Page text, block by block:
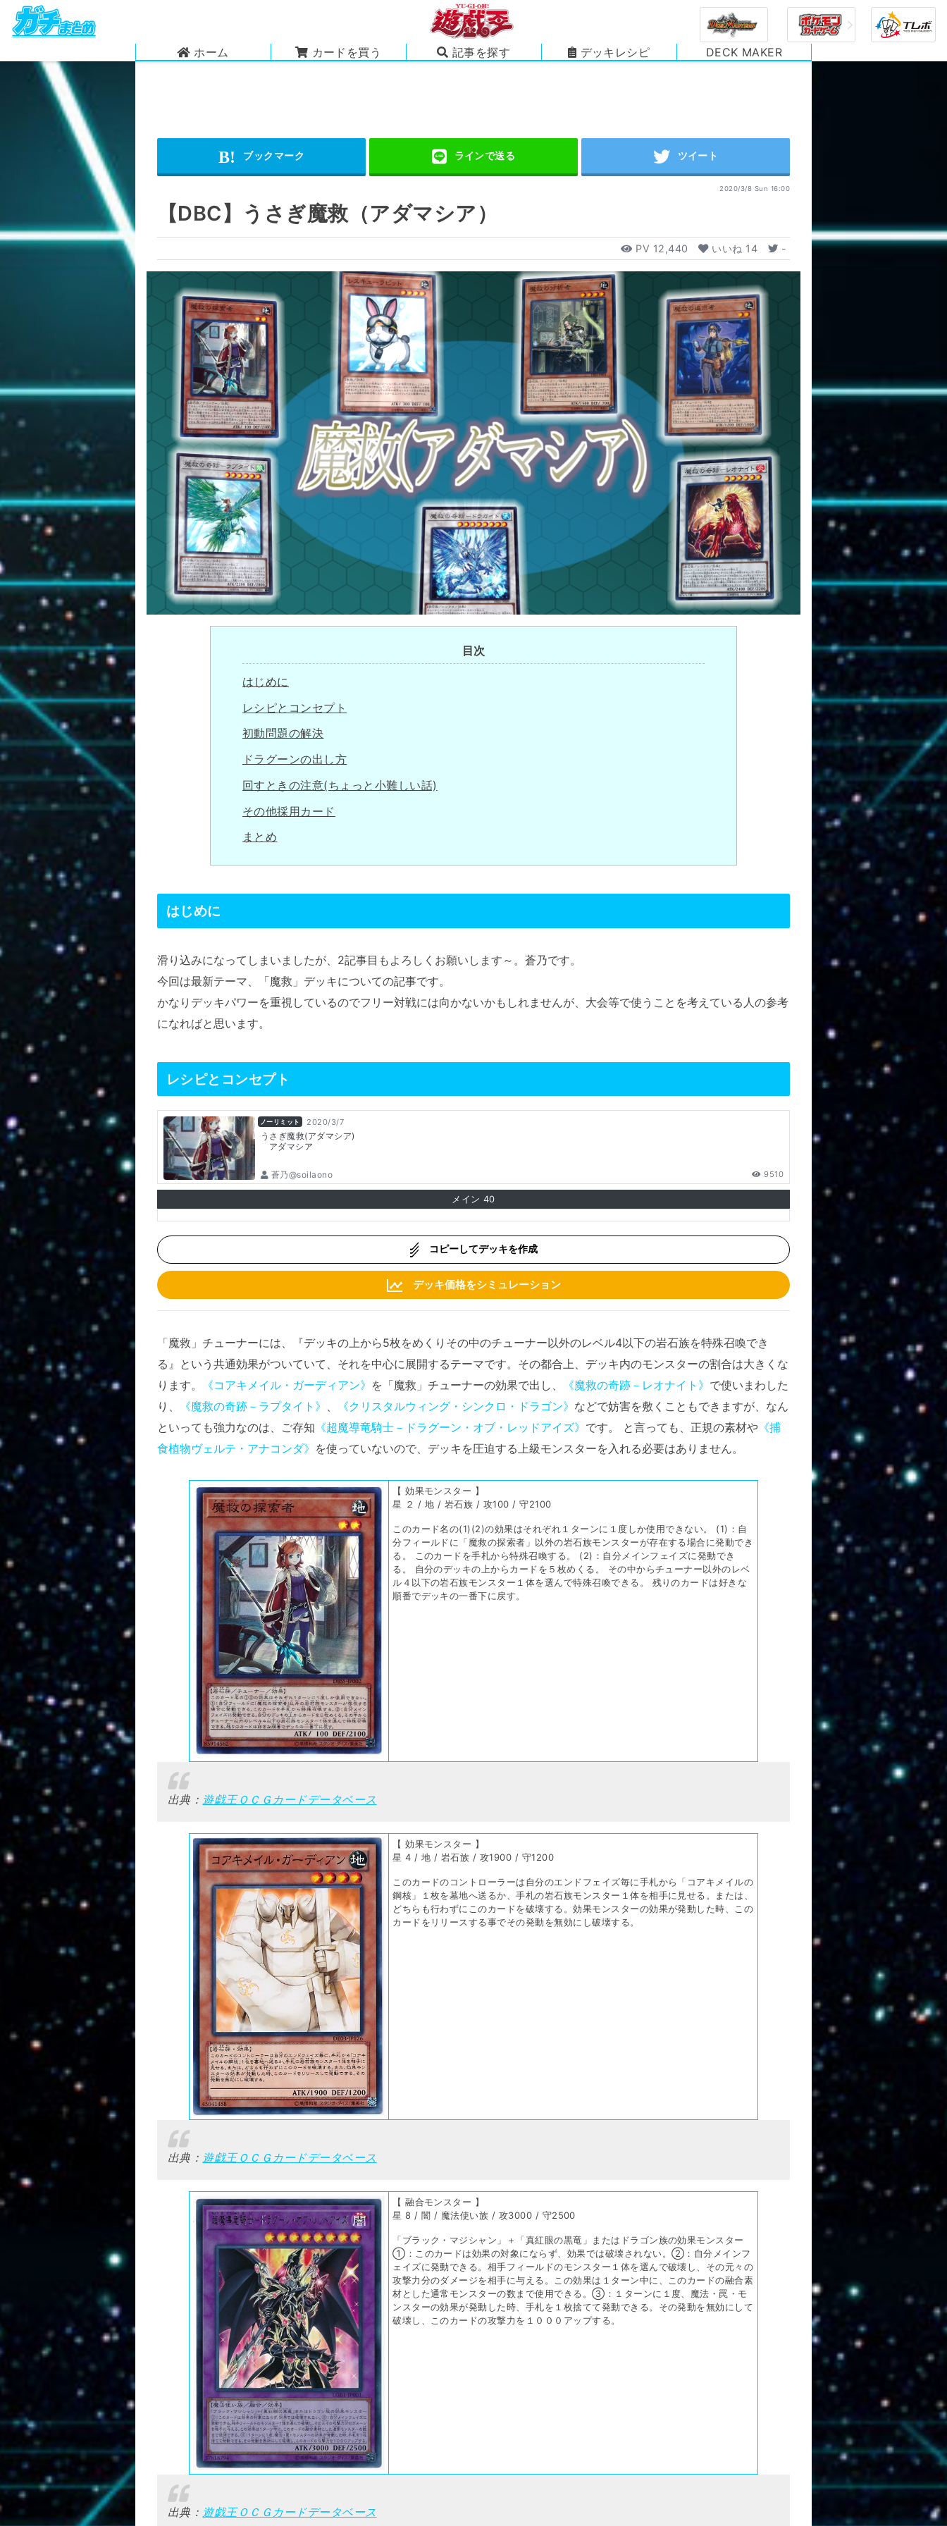
ホーム カードを買う 記事を探す デッキレシピ DECK MAKER
2020/3/8 Sun 16:00
【DBC】うさぎ魔救（アダマシア）
PV 12,440 いいね 14 -
目次
はじめに
レシピとコンセプト
初動問題の解決
ドラグーンの出し方
回すときの注意(ちょっと小難しい話)
その他採用カード
まとめ
はじめに
滑り込みになってしまいましたが、2記事目もよろしくお願いします～。蒼乃です。
今回は最新テーマ、「魔救」デッキについての記事です。
かなりデッキパワーを重視しているのでフリー対戦には向かないかもしれませんが、大会等で使うことを考えている人の参考
になればと思います。
レシピとコンセプト
ノーリミット 2020/3/7
うさぎ魔救(アダマシア)
アダマシア
蒼乃@soilaono 9510
メイン 40
コピーしてデッキを作成
デッキ価格をシミュレーション
「魔救」チューナーには、『デッキの上から5枚をめくりその中のチューナー以外のレベル4以下の岩石族を特殊召喚でき
る』という共通効果がついていて、それを中心に展開するテーマです。その都合上、デッキ内のモンスターの割合は大きくな
ります。
《コアキメイル・ガーディアン》 を「魔救」チューナーの効果で出し、 《魔救の奇跡－レオナイト》 で使いまわした
り、
《魔救の奇跡－ラプタイト》 《クリスタルウィング・シンクロ・ドラゴン》 などで妨害を敷くこともできますが、なん
といっても強力なのは、ご存知 《超魔導竜騎士－ドラグーン・オブ・レッドアイズ》 です。 と言っても、正規の素材や 《捕
食植物ヴェルテ・アナコンダ》 を使っていないので、デッキを圧迫する上級モンスターを入れる必要はありません。
【 効果モンスター 】
星 ２ / 地 / 岩石族 / 攻100 / 守2100
このカード名の(1)(2)の効果はそれぞれ１ターンに１度しか使用できない。 (1)：自
分フィールドに「魔救の探索者」以外の岩石族モンスターが存在する場合に発動でき
る。 このカードを手札から特殊召喚する。 (2)：自分メインフェイズに発動でき
る。 自分のデッキの上からカードを５枚めくる。 その中からチューナー以外のレベ
ル４以下の岩石族モンスター１体を選んで特殊召喚できる。 残りのカードは好きな
順番でデッキの一番下に戻す。
出典： 遊戯王ＯＣＧカードデータベース
【 効果モンスター 】
星 4 / 地 / 岩石族 / 攻1900 / 守1200
このカードのコントローラーは自分のエンドフェイズ毎に手札から「コアキメイルの
鋼核」１枚を墓地へ送るか、手札の岩石族モンスター１体を相手に見せる。または、
どちらも行わずにこのカードを破壊する。効果モンスターの効果が発動した時、この
カードをリリースする事でその発動を無効にし破壊する。
出典： 遊戯王ＯＣＧカードデータベース
【 融合モンスター 】
星 8 / 闇 / 魔法使い族 / 攻3000 / 守2500
「ブラック・マジシャン」＋「真紅眼の黒竜」またはドラゴン族の効果モンスター
①：このカードは効果の対象にならず、効果では破壊されない。②：自分メインフ
ェイズに発動できる。相手フィールドのモンスター１体を選んで破壊し、その元々の
攻撃力分のダメージを相手に与える。この効果は１ターン中に、このカードの融合素
材とした通常モンスターの数まで使用できる。③：１ターンに１度、魔法・罠・モ
ンスターの効果が発動した時、手札を１枚捨てて発動できる。その発動を無効にして
破壊し、このカードの攻撃力を１０００アップする。
出典： 遊戯王ＯＣＧカードデータベース